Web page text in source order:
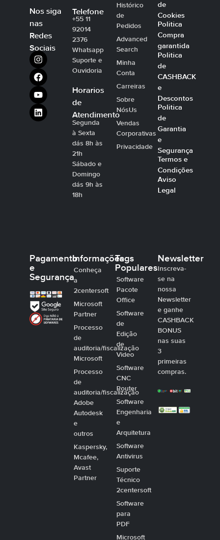
Nos siga
nas
Redes
Sociais
Telefone
+55 11
92014
2376
Whatsapp
Suporte e
Ouvidoria
Horarios
de
Atendimento
Segunda
à Sexta
dás 8h às
21h
Sábado e
Domingo
dás 9h às
18h
Histórico
de
Pedidos
Advanced
Search
Minha
Conta
Carreiras
Sobre
NósUs
Vendas
Corporativas
Privacidade
de
Cookies
Politica
Compra
garantida
Politica
de
CASHBACK
e
Descontos
Politica
de
Garantia
e
Segurança
Termos e
Condições
Aviso
Legal
Pagamento
e
Segurança
Informações
Conheça
a
2centersoft
Microsoft
Partner
Processo
de
auditoria/fiscalização
Microsoft
Processo
de
auditoria/fiscalização
Adobe
Autodesk
e
outros
Kaspersky,
Mcafee,
Avast
Partner
Tags
Populares
Software
Pacote
Office
Software
de
Edição
de
Video
Software
CNC
Router
Software
Engenharia
e
Arquitetura
Software
Antivirus
Suporte
Técnico
2centersoft
Software
para
PDF
Microsoft
Newsletter
Inscreva-
se na
nossa
Newsletter
e ganhe
CASHBACK
BONUS
nas suas
3
primeiras
compras.